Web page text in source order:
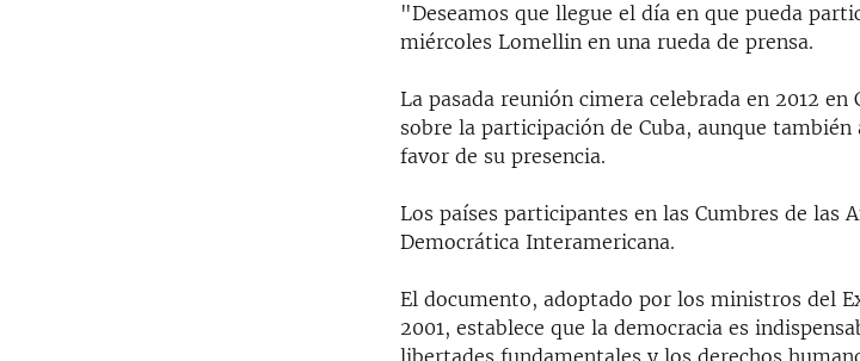
"Deseamos que llegue el día en que pueda
miércoles Lomellin en una rueda de prensa.
La pasada reunión cimera celebrada en 2012 en
sobre la participación de Cuba, aunque
favor de su presencia.
Los países participantes en las Cumbres de las
Democrática Interamericana.
El documento, adoptado por los ministros del
2001, establece que la democracia es